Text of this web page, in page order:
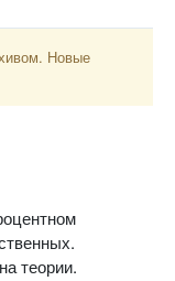
Новые
теории.